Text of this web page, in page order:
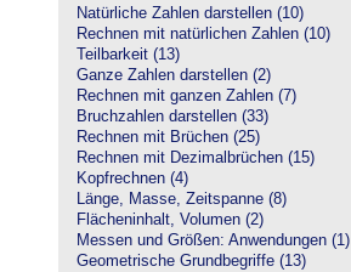
Natürliche Zahlen darstellen (10)
Rechnen mit natürlichen Zahlen (10)
Teilbarkeit (13)
Ganze Zahlen darstellen (2)
Rechnen mit ganzen Zahlen (7)
Bruchzahlen darstellen (33)
Rechnen mit Brüchen (25)
Rechnen mit Dezimalbrüchen (15)
Kopfrechnen (4)
Länge, Masse, Zeitspanne (8)
Flächeninhalt, Volumen (2)
Messen und Größen: Anwendungen (1)
Geometrische Grundbegriffe (13)